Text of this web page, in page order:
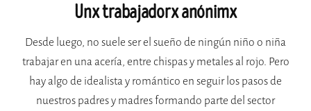
Unx trabajadorx anónimx
Desde luego, no suele ser el sueño de ningún niño o niña
trabajar en una acería, entre chispas y metales al rojo. Pero
hay algo de idealista y romántico en seguir los pasos de
nuestros padres y madres formando parte del sector